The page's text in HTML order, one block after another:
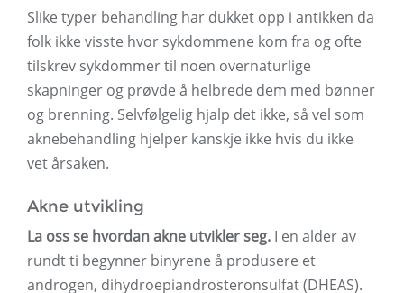
Slike typer behandling har dukket opp i antikken da
folk ikke visste hvor sykdommene kom fra og ofte
tilskrev sykdommer til noen overnaturlige
skapninger og prøvde å helbrede dem med bønner
og brenning. Selvfølgelig hjalp det ikke, så vel som
aknebehandling hjelper kanskje ikke hvis du ikke
vet årsaken.
Akne utvikling
La oss se hvordan akne utvikler seg. I en alder av
rundt ti begynner binyrene å produsere et
androgen, dihydroepiandrosteronsulfat (DHEAS).